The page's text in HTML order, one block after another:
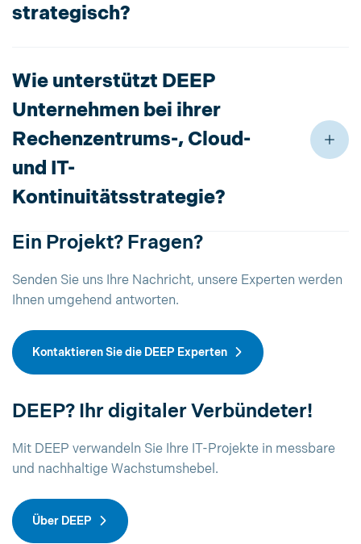
strategisch?
Wie unterstützt DEEP
Unternehmen bei ihrer
Rechenzentrums-, Cloud-
und IT-
Kontinuitätsstrategie?
Ein Projekt? Fragen?
Senden Sie uns Ihre Nachricht, unsere Experten werden
Ihnen umgehend antworten.
Kontaktieren Sie die DEEP Experten
DEEP? Ihr digitaler Verbündeter!
Mit DEEP verwandeln Sie Ihre IT-Projekte in messbare
und nachhaltige Wachstumshebel.
Über DEEP